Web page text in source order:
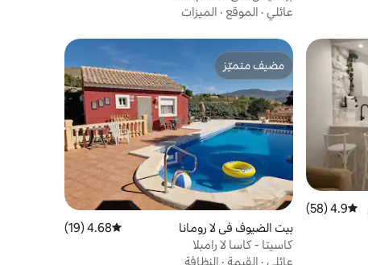
عائلي · الموقع · الميزات
متوسط التقييم 4.9 من 5، 58 مراجعات
4.9 (58)
مضيف متميّز
مضيف متميّز
بيت الضيوف في لا رومانا متوسط التقييم 4.68 من 5، 19 مراجعات
4.68 (19)
كاسيتا - كاسا لا رامبلا
عائلي · القيمة · النظافة